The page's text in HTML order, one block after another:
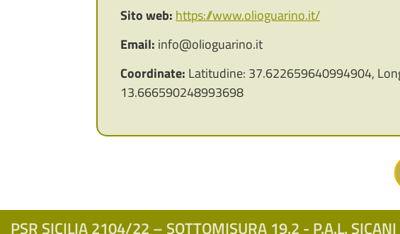
Sito web: https://www.olioguarino.it/
Email: info@olioguarino.it
Coordinate: Latitudine: 37.622659640994904,
13.666590248993698
PSR SICILIA 2104/22 – SOTTOMISURA 19.2 - P.A.L.